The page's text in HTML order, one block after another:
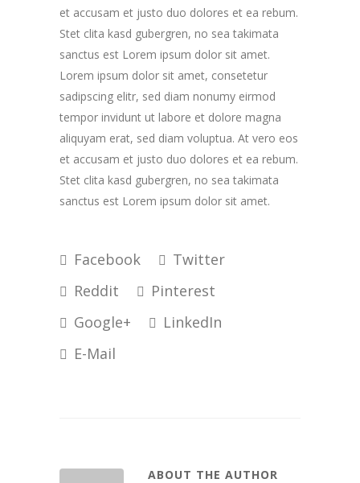
et accusam et justo duo dolores et ea rebum.
Stet clita kasd gubergren, no sea takimata
sanctus est Lorem ipsum dolor sit amet.
Lorem ipsum dolor sit amet, consetetur
sadipscing elitr, sed diam nonumy eirmod
tempor invidunt ut labore et dolore magna
aliquyam erat, sed diam voluptua. At vero eos
et accusam et justo duo dolores et ea rebum.
Stet clita kasd gubergren, no sea takimata
sanctus est Lorem ipsum dolor sit amet.
Facebook
Twitter
Reddit
Pinterest
Google+
LinkedIn
E-Mail
ABOUT THE AUTHOR